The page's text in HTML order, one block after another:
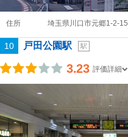
住所 埼玉県川口市元郷1-2-15
10 戸田公園駅 駅
3.23 評価詳細